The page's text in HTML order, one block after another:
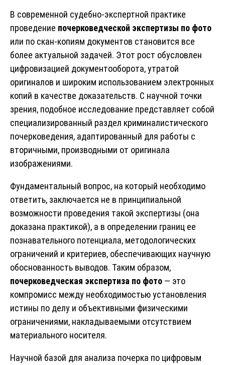
В современной судебно-экспертной практике
проведение почерковедческой экспертизы по фото
или по скан-копиям документов становится все
более актуальной задачей. Этот рост обусловлен
цифровизацией документооборота, утратой
оригиналов и широким использованием электронных
копий в качестве доказательств. С научной точки
зрения, подобное исследование представляет собой
специализированный раздел криминалистического
почерковедения, адаптированный для работы с
вторичными, производными от оригинала
изображениями.
Фундаментальный вопрос, на который необходимо
ответить, заключается не в принципиальной
возможности проведения такой экспертизы (она
доказана практикой), а в определении границ ее
познавательного потенциала, методологических
ограничений и критериев, обеспечивающих научную
обоснованность выводов. Таким образом,
почерковедческая экспертиза по фото — это
компромисс между необходимостью установления
истины по делу и объективными физическими
ограничениями, накладываемыми отсутствием
материального носителя.
Научной базой для анализа почерка по цифровым